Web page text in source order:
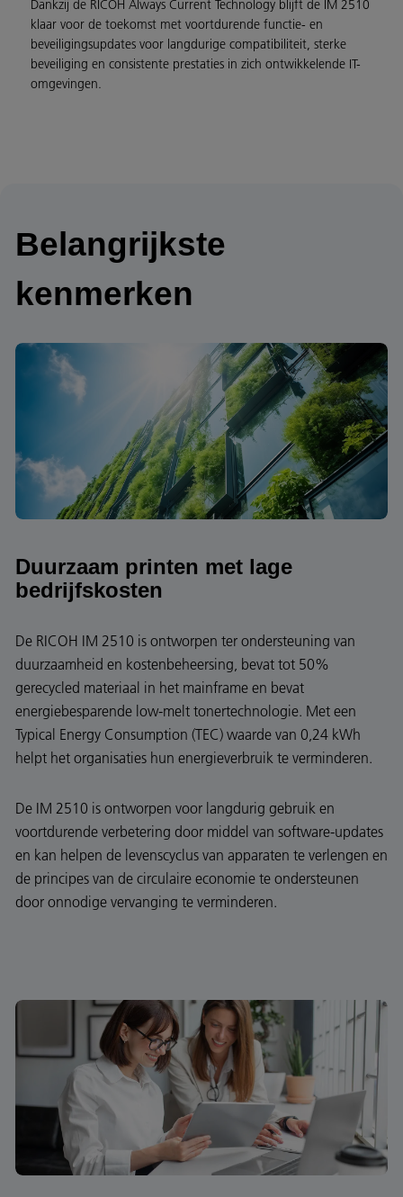
Dankzij de RICOH Always Current Technology blijft de IM 2510
klaar voor de toekomst met voortdurende functie- en
beveiligingsupdates voor langdurige compatibiliteit, sterke
beveiliging en consistente prestaties in zich ontwikkelende IT-
omgevingen.
Belangrijkste
kenmerken
Duurzaam printen met lage
bedrijfskosten
De RICOH IM 2510 is ontworpen ter ondersteuning van
duurzaamheid en kostenbeheersing, bevat tot 50%
gerecycled materiaal in het mainframe en bevat
energiebesparende low-melt tonertechnologie. Met een
Typical Energy Consumption (TEC) waarde van 0,24 kWh
helpt het organisaties hun energieverbruik te verminderen.
De IM 2510 is ontworpen voor langdurig gebruik en
voortdurende verbetering door middel van software-updates
en kan helpen de levenscyclus van apparaten te verlengen en
de principes van de circulaire economie te ondersteunen
door onnodige vervanging te verminderen.